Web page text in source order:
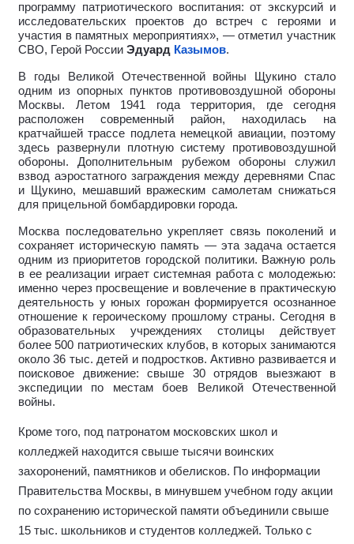
программу патриотического воспитания: от экскурсий и
исследовательских проектов до встреч с героями и
участия в памятных мероприятиях», — отметил участник
СВО, Герой России Эдуард Казымов.
В годы Великой Отечественной войны Щукино стало
одним из опорных пунктов противовоздушной обороны
Москвы. Летом 1941 года территория, где сегодня
расположен современный район, находилась на
кратчайшей трассе подлета немецкой авиации, поэтому
здесь развернули плотную систему противовоздушной
обороны. Дополнительным рубежом обороны служил
взвод аэростатного заграждения между деревнями Спас
и Щукино, мешавший вражеским самолетам снижаться
для прицельной бомбардировки города.
Москва последовательно укрепляет связь поколений и
сохраняет историческую память — эта задача остается
одним из приоритетов городской политики. Важную роль
в ее реализации играет системная работа с молодежью:
именно через просвещение и вовлечение в практическую
деятельность у юных горожан формируется осознанное
отношение к героическому прошлому страны. Сегодня в
образовательных учреждениях столицы действует
более 500 патриотических клубов, в которых занимаются
около 36 тыс. детей и подростков. Активно развивается и
поисковое движение: свыше 30 отрядов выезжают в
экспедиции по местам боев Великой Отечественной
войны.
Кроме того, под патронатом московских школ и
колледжей находится свыше тысячи воинских
захоронений, памятников и обелисков. По информации
Правительства Москвы, в минувшем учебном году акции
по сохранению исторической памяти объединили свыше
15 тыс. школьников и студентов колледжей. Только с